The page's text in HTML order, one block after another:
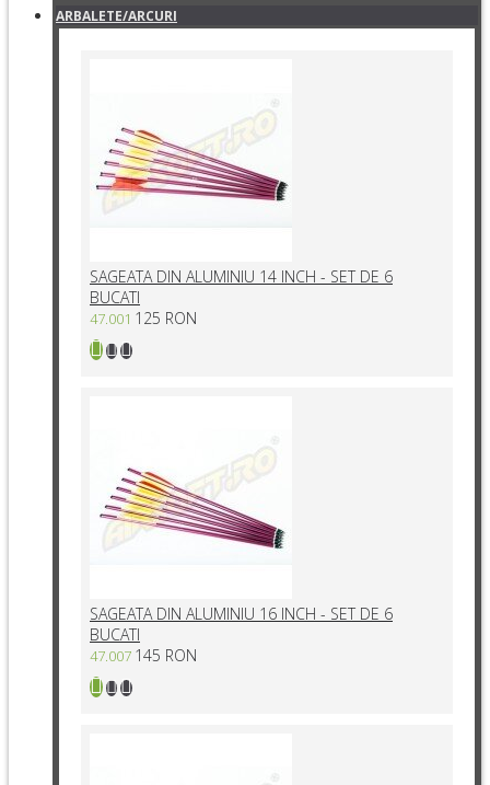
ARBALETE/ARCURI
SAGEATA DIN ALUMINIU 14 INCH - SET DE 6
BUCATI
47.001 125 RON
SAGEATA DIN ALUMINIU 16 INCH - SET DE 6
BUCATI
47.007 145 RON